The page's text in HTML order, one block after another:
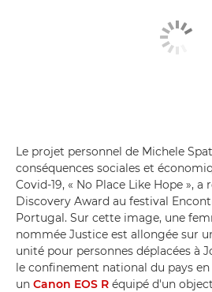
Le projet personnel de Michele
conséquences sociales et
Covid-19, « No Place Like Hope »,
Discovery Award au festival
Portugal. Sur cette image, une
nommée Justice est allongée sur
unité pour personnes déplacées à
le confinement national du pays
un Canon EOS R équipé d'un